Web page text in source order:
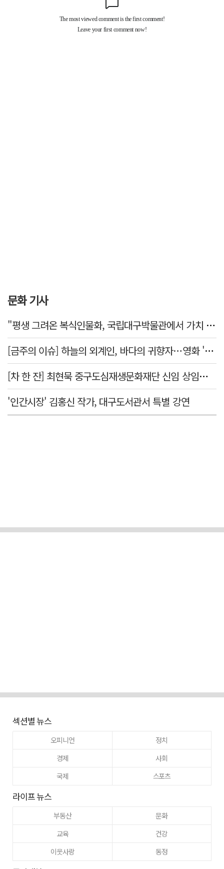
문화 기사
"평생 그려온 복식인물화, 국립대구박물관에서 가치 있게 활용되길"
[금주의 이슈] 하늘의 외계인, 바다의 귀향자…영화 '호프'와 '오디세이'
[차 한 잔] 최현묵 중구도심재생문화재단 신임 상임이사 "서문시장·경상감영 등 지역 자원 활용…문화의 일상화"
'인간시장' 김홍신 작가, 대구도서관서 특별 강연
섹션별 뉴스
오피니언
정치
경제
사회
국제
스포츠
라이프 뉴스
부동산
문화
교육
건강
이웃사랑
동정